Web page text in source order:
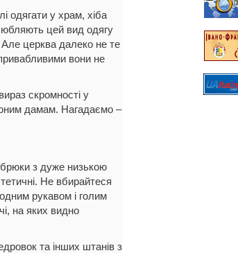
одягати у храм, хіба
цей вид одягу
Але церква далеко не те
вони не
скромності у
юним дамам. Нагадаємо –
з дуже низькою
Не вбирайтеся
рукавом і голим
на яких видно
та інших штанів з